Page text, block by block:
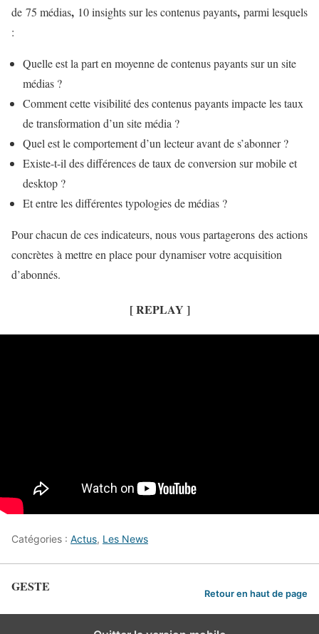
de 75 médias, 10 insights sur les contenus payants, parmi lesquels
:
Quelle est la part en moyenne de contenus payants sur un site
médias ?
Comment cette visibilité des contenus payants impacte les taux
de transformation d’un site média ?
Quel est le comportement d’un lecteur avant de s’abonner ?
Existe-t-il des différences de taux de conversion sur mobile et
desktop ?
Et entre les différentes typologies de médias ?
Pour chacun de ces indicateurs, nous vous partagerons des actions
concrètes à mettre en place pour dynamiser votre acquisition
d’abonnés.
[ REPLAY ]
Catégories : Actus, Les News
GESTE Retour en haut de page